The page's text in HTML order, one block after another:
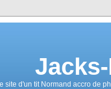
site d'un tit Normand accro de